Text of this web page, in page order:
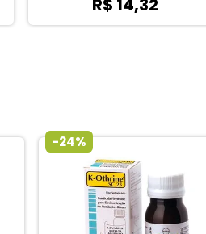
R$ 79,80